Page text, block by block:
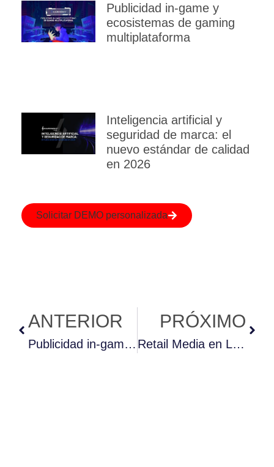
Publicidad in‑game y
ecosistemas de gaming
multiplataforma
Inteligencia artificial y
seguridad de marca: el
nuevo estándar de calidad
en 2026
Solicitar DEMO personalizada
ANTERIOR
Publicidad in‑game y ecosistemas de gaming multiplataforma
PRÓXIMO
Retail Media en LATAM: el canal que supera a la TV lineal y cómo activarlo con programática